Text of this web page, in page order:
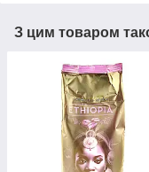
З цим товаром